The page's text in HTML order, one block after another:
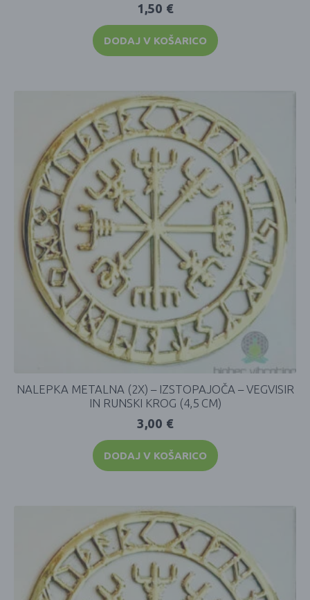
1,50 €
DODAJ V KOŠARICO
NALEPKA METALNA (2X) – IZSTOPAJOČA – VEGVISIR
IN RUNSKI KROG (4,5 CM)
3,00 €
DODAJ V KOŠARICO